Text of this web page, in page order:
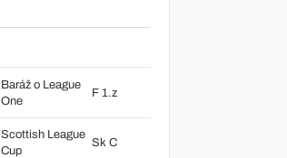
Baráž o League
One
F 1.z
Scottish League
Cup
Sk C